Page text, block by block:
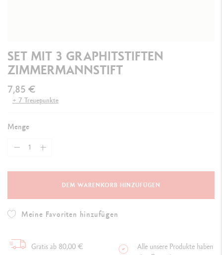
SET MIT 3 GRAPHITSTIFTEN
ZIMMERMANNSTIFT
7,85 €
+ 7 Treuepunkte
Menge
DEM WARENKORB HINZUFÜGEN
Meine Favoriten hinzufügen
Gratis ab 80,00 €
Alle unsere Produkte haben